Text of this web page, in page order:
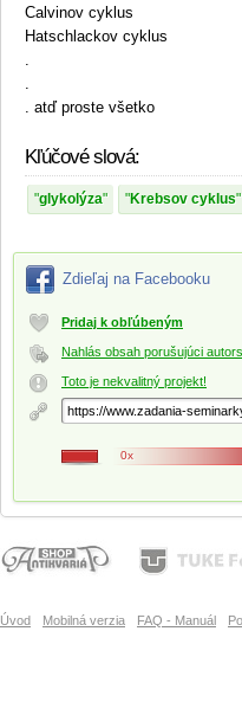
Calvinov cyklus
Hatschlackov cyklus
.
.
. atď proste všetko
Kľúčové slová:
glykolýza Krebsov cyklus
Zdieľaj na Facebooku
Pridaj k obľúbeným
Nahlás obsah porušujúci
Toto je nekvalitný projekt!
0x
Úvod Mobilná verzia FAQ - Manuál